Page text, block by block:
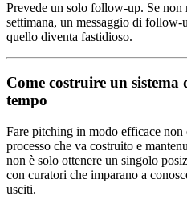
Prevede un solo follow-up. Se non
settimana, un messaggio di follow-
quello diventa fastidioso.
Come costruire un
tempo
Fare pitching in modo efficace non
processo che va costruito e
non è solo ottenere un singolo
con curatori che imparano a
usciti.